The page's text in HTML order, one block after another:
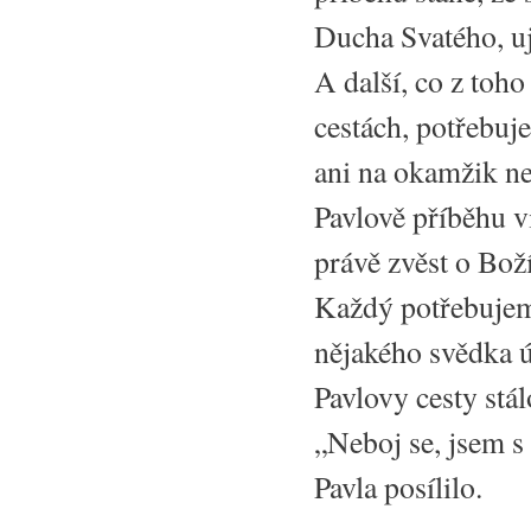
Ducha Svatého,
A další, co z
cestách,
ani na okamžik
Pavlově příběhu
právě zvěst o
Každý
nějakého svědka
Pavlovy cesty
„Neboj se, jsem
Pavla posílilo.